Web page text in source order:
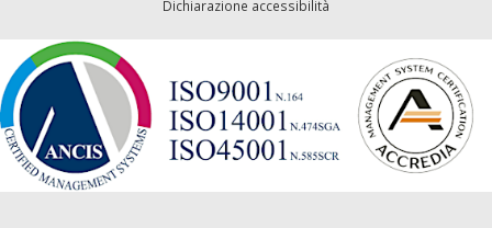
Dichiarazione accessibilità